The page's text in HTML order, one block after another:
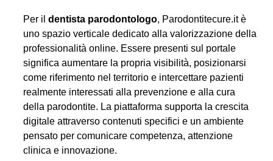
Per ildentista parodontologo, Parodontitecure.it è
uno spazio verticale dedicato alla valorizzazione della
professionalità online. Essere presenti sul portale
significa aumentare la propria visibilità, posizionarsi
come riferimento nel territorio e intercettare pazienti
realmente interessati alla prevenzione e alla cura
della parodontite. La piattaforma supporta la crescita
digitale attraverso contenuti specifici e un ambiente
pensato per comunicare competenza, attenzione
clinica e innovazione.